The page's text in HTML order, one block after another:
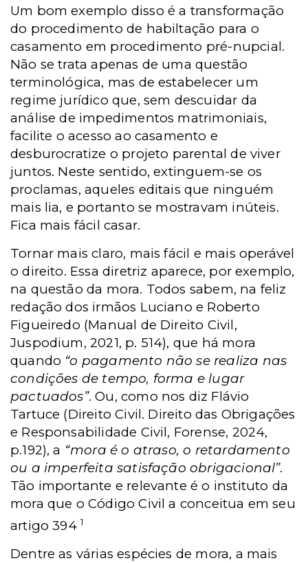
Um bom exemplo disso é a transformação
do procedimento de habiltação para o
casamento em procedimento pré-nupcial.
Não se trata apenas de uma questão
terminológica, mas de estabelecer um
regime jurídico que, sem descuidar da
análise de impedimentos matrimoniais,
facilite o acesso ao casamento e
desburocratize o projeto parental de viver
juntos. Neste sentido, extinguem-se os
proclamas, aqueles editais que ninguém
mais lia, e portanto se mostravam inúteis.
Fica mais fácil casar.
Tornar mais claro, mais fácil e mais operável
o direito. Essa diretriz aparece, por exemplo,
na questão da mora. Todos sabem, na feliz
redação dos irmãos Luciano e Roberto
Figueiredo (Manual de Direito Civil,
Juspodium, 2021, p. 514), que há mora
quando “o pagamento não se realiza nas
condições de tempo, forma e lugar
pactuados”. Ou, como nos diz Flávio
Tartuce (Direito Civil. Direito das Obrigações
e Responsabilidade Civil, Forense, 2024,
p.192), a “mora é o atraso, o retardamento
ou a imperfeita satisfação obrigacional”.
Tão importante e relevante é o instituto da
mora que o Código Civil a conceitua em seu
artigo 394 1
Dentre as várias espécies de mora, a mais